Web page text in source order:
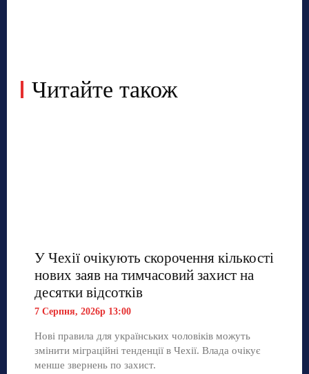
Читайте також
У Чехії очікують скорочення кількості
нових заяв на тимчасовий захист на
десятки відсотків
7 Серпня, 2026р 13:00
Нові правила для українських чоловіків можуть
змінити міграційні тенденції в Чехії. Влада очікує
менше звернень по захист.